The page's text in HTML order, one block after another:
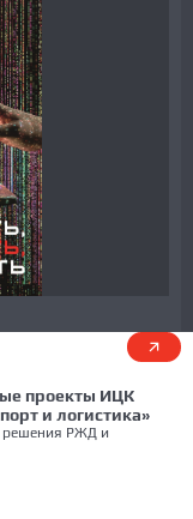
проекты ИЦК
и логистика»
решения РЖД и